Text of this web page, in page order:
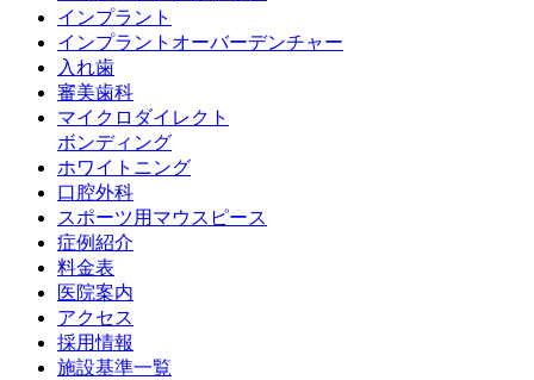
インプラント
インプラントオーバーデンチャー
入れ歯
審美歯科
マイクロダイレクト
ボンディング
ホワイトニング
口腔外科
スポーツ用マウスピース
症例紹介
料金表
医院案内
アクセス
採用情報
施設基準一覧